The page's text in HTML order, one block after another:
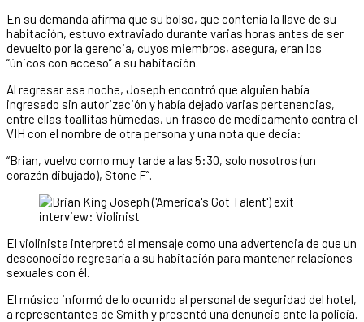
En su demanda afirma que su bolso, que contenía la llave de su
habitación, estuvo extraviado durante varias horas antes de ser
devuelto por la gerencia, cuyos miembros, asegura, eran los
“únicos con acceso” a su habitación.
Al regresar esa noche, Joseph encontró que alguien había
ingresado sin autorización y había dejado varias pertenencias,
entre ellas toallitas húmedas, un frasco de medicamento contra el
VIH con el nombre de otra persona y una nota que decía:
“Brian, vuelvo como muy tarde a las 5:30, solo nosotros (un
corazón dibujado), Stone F”.
El violinista interpretó el mensaje como una advertencia de que un
desconocido regresaría a su habitación para mantener relaciones
sexuales con él.
El músico informó de lo ocurrido al personal de seguridad del hotel,
a representantes de Smith y presentó una denuncia ante la policía.